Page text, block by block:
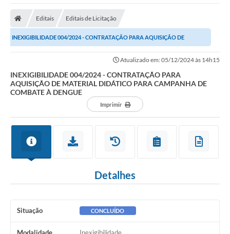
Transparência
Diário Oficial
PSS 2025
Leis Municipais
Transparencia publica Agro Olinto
Contato
Plano Municipal de Educação-PME
Editais Editais de Licitação
INEXIGIBILIDADE 004/2024 - CONTRATAÇÃO PARA AQUISIÇÃO DE
MATERIAL DIDÁTICO PARA CAMPANHA DE COMBATE À...
Atualizado em: 05/12/2024 às 14h15
INEXIGIBILIDADE 004/2024 - CONTRATAÇÃO PARA
AQUISIÇÃO DE MATERIAL DIDÁTICO PARA CAMPANHA DE
COMBATE À DENGUE
Imprimir
Detalhes
Situação CONCLUÍDO